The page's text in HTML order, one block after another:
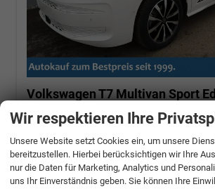
Volkswagen T7 MultivanSport
110 kW (150 PS), Automatik,
12 Tage
Candyweiß
Wir respektieren Ihre
Unsere Website setzt Cookies ein, um unsere
bereitzustellen. Hierbei berücksichtigen wir Ihre
nur die Daten für Marketing, Analytics und
uns Ihr Einverständnis geben. Sie können Ihre